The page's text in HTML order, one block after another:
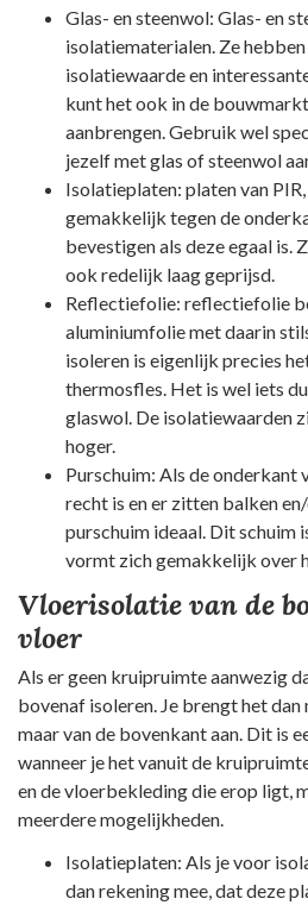
Glas- en steenwol: Glas- en
isolatiematerialen. Ze
isolatiewaarde en
kunt het ook in de
aanbrengen. Gebruik wel
jezelf met glas of steenwol
Isolatieplaten: platen van PIR,
gemakkelijk tegen de
bevestigen als deze egaal is.
ook redelijk laag geprijsd.
Reflectiefolie: reflectiefolie
aluminiumfolie met daarin
isoleren is eigenlijk precies
thermosfles. Het is wel iets
glaswol. De isolatiewaarden
hoger.
Purschuim: Als de onderkant
recht is en er zitten balken
purschuim ideaal. Dit schuim
vormt zich gemakkelijk over
Vloerisolatie van de
vloer
Als er geen kruipruimte aanwezig
bovenaf isoleren. Je brengt het
maar van de bovenkant aan. Dit is
wanneer je het vanuit de
en de vloerbekleding die erop ligt,
meerdere mogelijkheden.
Isolatieplaten: Als je voor
dan rekening mee, dat deze